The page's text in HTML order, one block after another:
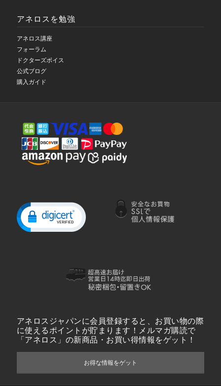
アネロスを勉強
アネロス講座
フォーラム
ドクターズボイス
公式ブログ
購入ガイド
アネロスジャパンに会員登録すると、お買い物の際
に使えるポイントが貯まります！メルマガ購読で
「アネロス」の新商品・お買い得情報をゲット！
お得な情報をゲット